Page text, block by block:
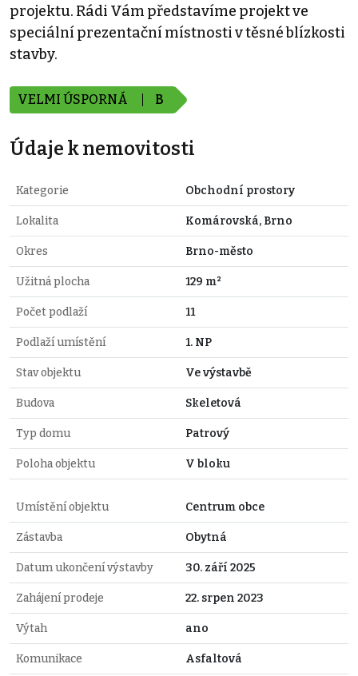
projektu. Rádi Vám představíme projekt ve
speciální prezentační místnosti v těsné blízkosti
stavby.
VELMI ÚSPORNÁ B
Údaje k nemovitosti
Kategorie Obchodní prostory
Lokalita Komárovská, Brno
Okres Brno-město
Užitná plocha 129 m²
Počet podlaží 11
Podlaží umístění 1. NP
Stav objektu Ve výstavbě
Budova Skeletová
Typ domu Patrový
Poloha objektu V bloku
Umístění objektu Centrum obce
Zástavba Obytná
Datum ukončení výstavby 30. září 2025
Zahájení prodeje 22. srpen 2023
Výtah ano
Komunikace Asfaltová